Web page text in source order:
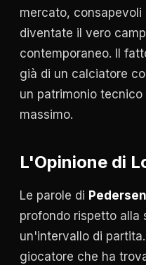
mercato,
diventate il vero
contemporaneo. Il
già di un calciatore
un patrimonio
massimo.
L'Opinione di
Le parole di Pedersen
profondo rispetto alla
un'intervallo di
giocatore che ha